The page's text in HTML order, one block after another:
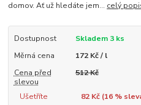
domov. Ať už hledáte jem... celý
Dostupnost
Skladem 3 ks
Měrná cena
172 Kč / l
Cena před
slevou
512 Kč
Ušetříte 82 Kč (16%